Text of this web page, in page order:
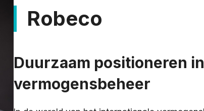
Robeco
Duurzaam positioneren
vermogensbeheer